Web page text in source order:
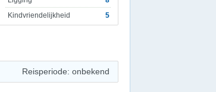
Kindvriendelijkheid
5
Reisperiode: onbekend